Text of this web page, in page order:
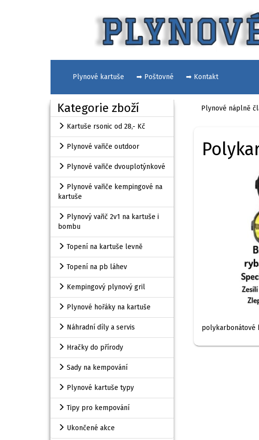
Plynové kartuše ➡ Poštovné ➡ Kontakt
Kategorie zboží
Kartuše rsonic od 28,- Kč
Plynové vařiče outdoor
Plynové vařiče dvouplotýnkové
Plynové vařiče kempingové na
kartuše
Plynový vařič 2v1 na kartuše i
bombu
Topení na kartuše levně
Topení na pb láhev
Kempingový plynový gril
Plynové hořáky na kartuše
Náhradní díly a servis
Hračky do přírody
Sady na kempování
Plynové kartuše typy
Tipy pro kempování
Ukončené akce
Plynové náplně
polykarbonátové